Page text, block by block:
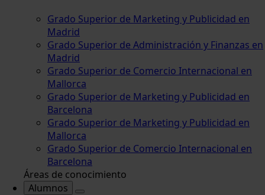
Grado Superior de Marketing y Publicidad en
Madrid
Grado Superior de Administración y Finanzas en
Madrid
Grado Superior de Comercio Internacional en
Mallorca
Grado Superior de Marketing y Publicidad en
Barcelona
Grado Superior de Marketing y Publicidad en
Mallorca
Grado Superior de Comercio Internacional en
Barcelona
Áreas de conocimiento
Alumnos